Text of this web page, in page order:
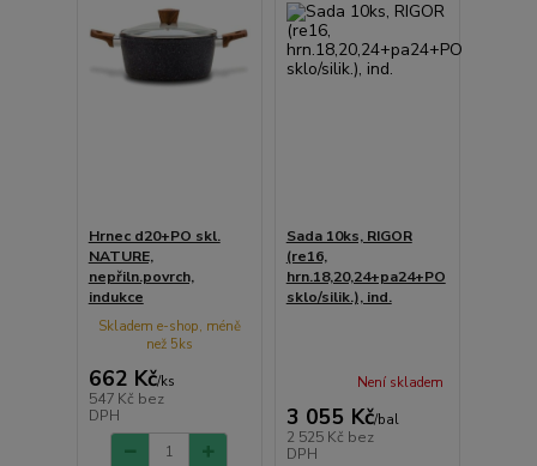
Hrnec d20+PO skl.
NATURE,
nepřiln.povrch,
indukce
662 Kč/ks
547 Kč bez
DPH
Skladem e-shop, méně
než 5ks
Sada 10ks, RIGOR
(re16,
hrn.18,20,24+pa24+PO
sklo/silik.), ind.
3 055 Kč/bal
2 525 Kč bez
DPH
Není skladem